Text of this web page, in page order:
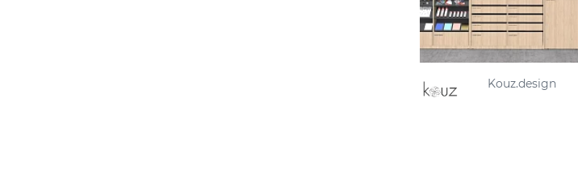
Kouz.design